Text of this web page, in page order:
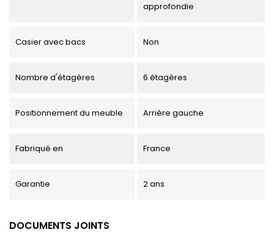
approfondie
Casier avec bacs Non
Nombre d'étagères 6 étagères
Positionnement du meuble Arrière gauche
Fabriqué en France
Garantie 2 ans
DOCUMENTS JOINTS